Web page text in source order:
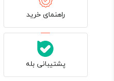
راهنمای خرید
پشتیبانی بله